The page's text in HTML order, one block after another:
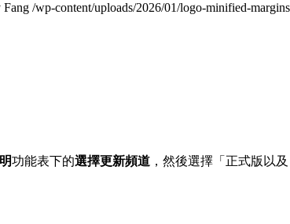
/wp-content/uploads/2026/01/logo-minified-
功能表下的選擇更新頻道 ，然後選擇「正式版以及